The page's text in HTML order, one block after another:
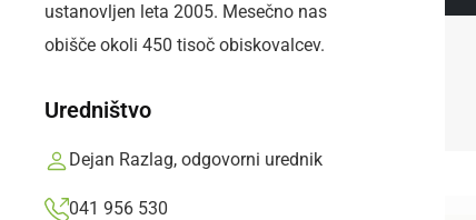
ustanovljen leta 2005. Mesečno nas
obišče okoli 450 tisoč obiskovalcev.
Uredništvo
Dejan Razlag, odgovorni urednik
041 956 530